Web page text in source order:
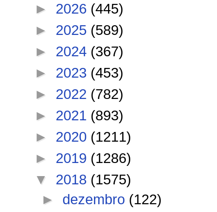
► 2026 (445)
► 2025 (589)
► 2024 (367)
► 2023 (453)
► 2022 (782)
► 2021 (893)
► 2020 (1211)
► 2019 (1286)
▼ 2018 (1575)
► dezembro (122)